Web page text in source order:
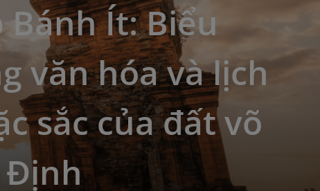
Bánh Ít: Biểu
văn hóa và lịch
sắc của đất võ